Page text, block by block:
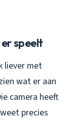
speelt
liever met
wat er aan
camera heeft
precies